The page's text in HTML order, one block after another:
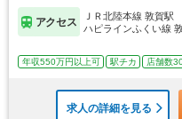
アクセス
ＪＲ北陸本線 敦賀駅
ハピラインふくい線
年収550万円以上可 駅チカ 店舗数
求人の詳細を見る